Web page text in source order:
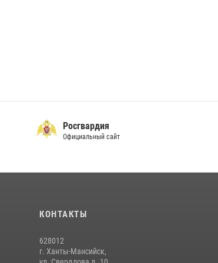
Росгвардия
Официальный сайт
КОНТАКТЫ
628012
г. Ханты-Мансийск,